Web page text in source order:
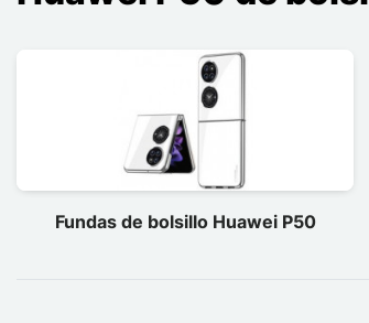
Fundas de bolsillo Huawei P50